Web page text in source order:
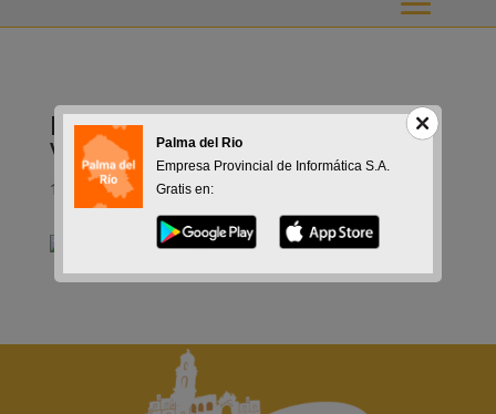
Próximas Proyecciones Cine de
Verano
16-09-2015
Palma del Rio
Empresa Provincial de Informática S.A.
Gratis en: